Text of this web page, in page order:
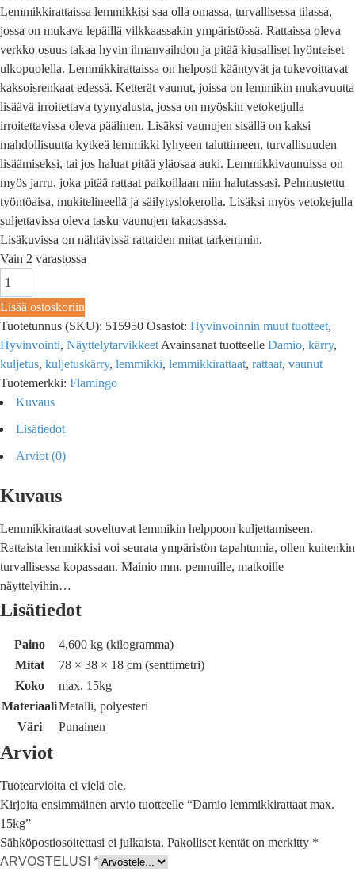
Lemmikkirattaissa lemmikkisi saa olla omassa, turvallisessa tilassa,
jossa on mukava lepäillä vilkkaassakin ympäristössä. Rattaissa oleva
verkko osuus takaa hyvin ilmanvaihdon ja pitää kiusalliset hyönteiset
ulkopuolella. Lemmikkirattaissa on helposti kääntyvät ja tukevoittavat
kaksoisrenkaat edessä. Ketterät vaunut, joissa on lemmikin mukavuutta
lisäävä irroitettava tyynyalusta, jossa on myöskin vetoketjulla
irroitettavissa oleva päälinen. Lisäksi vaunujen sisällä on kaksi
mahdollisuutta kytkeä lemmikki lyhyeen taluttimeen, turvallisuuden
lisäämiseksi, tai jos haluat pitää yläosaa auki. Lemmikkivaunuissa on
myös jarru, joka pitää rattaat paikoillaan niin halutassasi. Pehmustettu
työntöaisa, mukitelineellä ja säilytyslokerolla. Lisäksi myös vetokejulla
suljettavissa oleva tasku vaunujen takaosassa.
Lisäkuvissa on nähtävissä rattaiden mitat tarkemmin.
Vain 2 varastossa
Lisää ostoskoriin
Tuotetunnus (SKU): 515950 Osastot: Hyvinvoinnin muut tuotteet,
Hyvinvointi, Näyttelytarvikkeet Avainsanat tuotteelle Damio, kärry,
kuljetus, kuljetuskärry, lemmikki, lemmikkirattaat, rattaat, vaunut
Tuotemerkki: Flamingo
Kuvaus
Lisätiedot
Arviot (0)
Kuvaus
Lemmikkirattaat soveltuvat lemmikin helppoon kuljettamiseen.
Rattaista lemmikkisi voi seurata ympäristön tapahtumia, ollen kuitenkin
turvallisessa kopassaan. Mainio mm. pennuille, matkoille
näyttelyihin…
Lisätiedot
Paino
4,600 kg (kilogramma)
Mitat
78 × 38 × 18 cm (senttimetri)
Koko
max. 15kg
MateriaaliMetalli, polyesteri
Väri
Punainen
Arviot
Tuotearvioita ei vielä ole.
Kirjoita ensimmäinen arvio tuotteelle “Damio lemmikkirattaat max.
15kg”
Sähköpostiosoitettasi ei julkaista. Pakolliset kentät on merkitty *
ARVOSTELUSI *